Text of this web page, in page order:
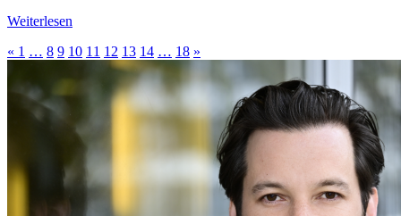
Weiterlesen
« 1 … 8 9 10 11 12 13 14 … 18 »